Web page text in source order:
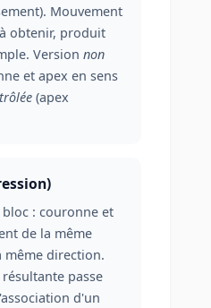
Mouvement
obtenir, produit
Version non
et apex en sens
(apex
: couronne et
de la même
même direction.
passe
d'un